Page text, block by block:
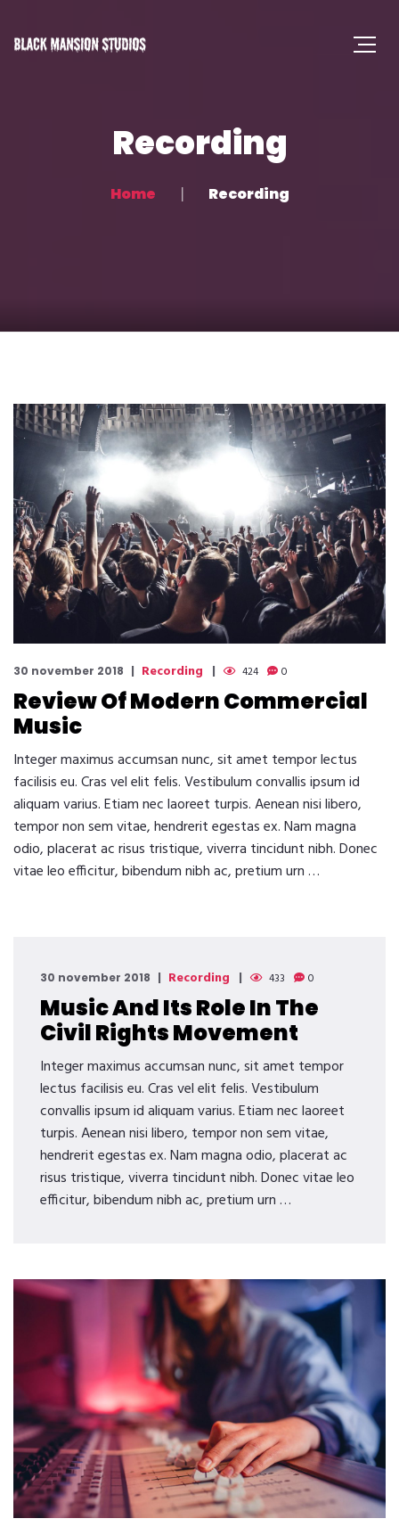
Recording
Home Recording
30 november 2018 Recording 424 0
Review Of Modern Commercial
Music
Integer maximus accumsan nunc, sit amet tempor lectus
facilisis eu. Cras vel elit felis. Vestibulum convallis ipsum id
aliquam varius. Etiam nec laoreet turpis. Aenean nisi libero,
tempor non sem vitae, hendrerit egestas ex. Nam magna
odio, placerat ac risus tristique, viverra tincidunt nibh. Donec
vitae leo efficitur, bibendum nibh ac, pretium urn …
30 november 2018 Recording 433 0
Music And Its Role In The
Civil Rights Movement
Integer maximus accumsan nunc, sit amet tempor
lectus facilisis eu. Cras vel elit felis. Vestibulum
convallis ipsum id aliquam varius. Etiam nec laoreet
turpis. Aenean nisi libero, tempor non sem vitae,
hendrerit egestas ex. Nam magna odio, placerat ac
risus tristique, viverra tincidunt nibh. Donec vitae leo
efficitur, bibendum nibh ac, pretium urn …